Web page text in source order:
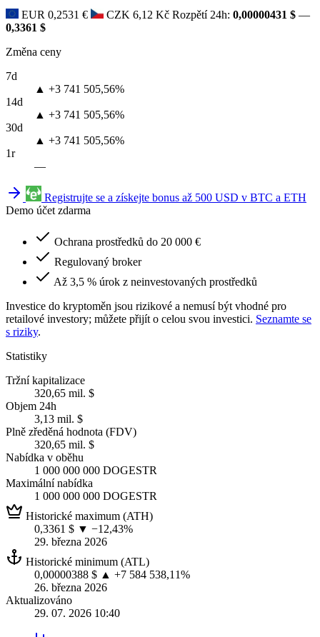
EUR 0,2531 € CZK 6,12 Kč Rozpětí 24h: 0,00000431 $ —
0,3361 $
Změna ceny
7d
▲ +3 741 505,56%
14d
▲ +3 741 505,56%
30d
▲ +3 741 505,56%
1r
—
Registrujte se a získejte bonus až 500 USD v BTC a ETH
Demo účet zdarma
Ochrana prostředků do 20 000 €
Regulovaný broker
Až 3,5 % úrok z neinvestovaných prostředků
Investice do kryptoměn jsou rizikové a nemusí být vhodné pro
retailové investory; můžete přijít o celou svou investici. Seznamte se
s riziky.
Statistiky
Tržní kapitalizace
320,65 mil. $
Objem 24h
3,13 mil. $
Plně zředěná hodnota (FDV)
320,65 mil. $
Nabídka v oběhu
1 000 000 000 DOGESTR
Maximální nabídka
1 000 000 000 DOGESTR
Historické maximum (ATH)
0,3361 $ ▼ −12,43%
29. března 2026
Historické minimum (ATL)
0,00000388 $ ▲ +7 584 538,11%
26. března 2026
Aktualizováno
29. 07. 2026 10:40